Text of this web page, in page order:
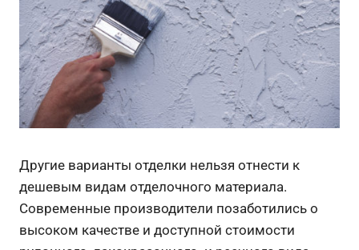
Другие варианты отделки нельзя отнести к
дешевым видам отделочного материала.
Современные производители позаботились о
высоком качестве и доступной стоимости